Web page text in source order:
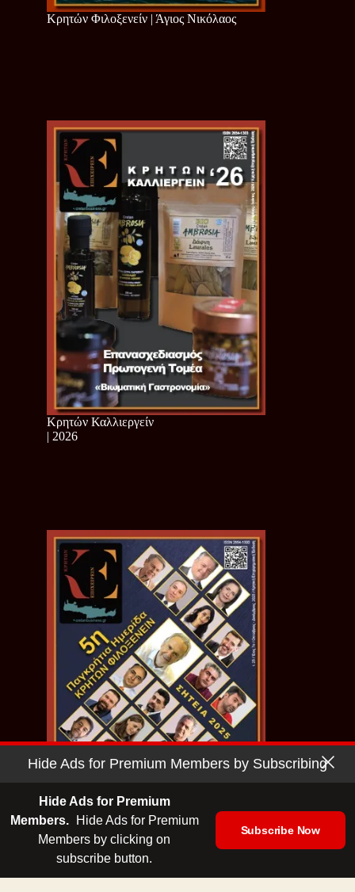
Κρητών Φιλοξενείν | Άγιος Νικόλαος
Κρητών Καλλιεργείν
| 2026
Κρητών Φιλοξενείν | Σητεία
Hide Ads for Premium Members by Subscribing
Hide Ads for Premium
Members.
Hide Ads for Premium
Members by clicking on
subscribe button.
Subscribe Now